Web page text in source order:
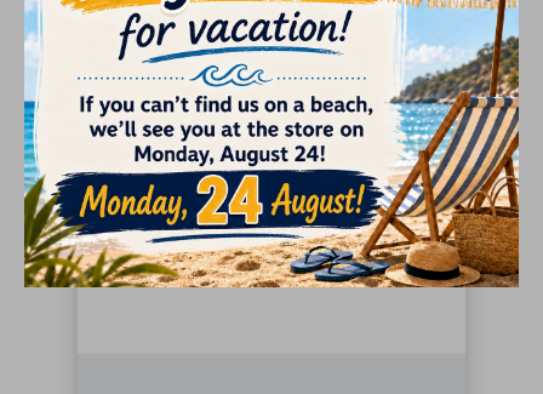
GIFTS
RICERCA
Segliere Marca dal menu di sinistra